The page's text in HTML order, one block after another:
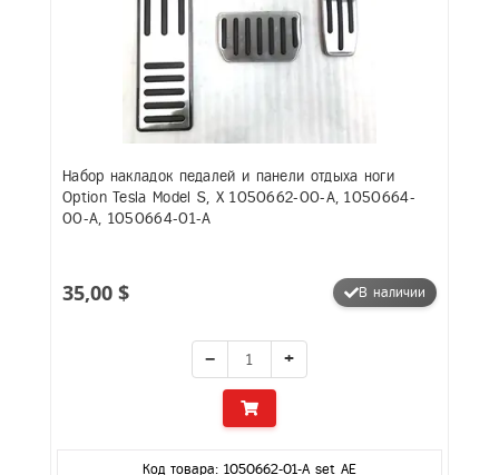
Набор накладок педалей и панели отдыха ноги
Option Tesla Model S, X 1050662-00-A, 1050664-
00-A, 1050664-01-A
35,00 $ В наличии
− +
Код товара: 1050662-01-A set AE